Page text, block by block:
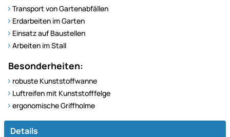
Transport von Gartenabfällen
Erdarbeiten im Garten
Einsatz auf Baustellen
Arbeiten im Stall
Besonderheiten:
robuste Kunststoffwanne
Luftreifen mit Kunststofffelge
ergonomische Griffholme
Details